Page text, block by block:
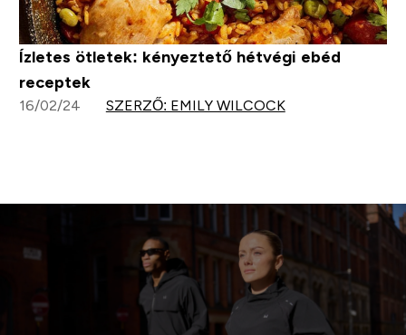
Ízletes ötletek: kényeztető hétvégi ebéd
receptek
16/02/24 SZERZŐ: EMILY WILCOCK